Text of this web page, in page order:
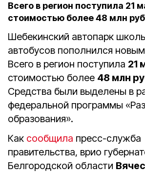
Всего в регион поступила 21
стоимостью более 48 млн
Шебекинский автопарк
автобусов пополнился
Всего в регион поступила 21
стоимостью более 48 млн
Средства были выделены в
федеральной программы
образования».
Как сообщила пресс-служба
правительства, врио
Белгородской области